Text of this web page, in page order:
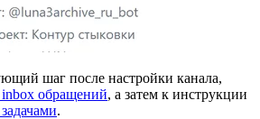
шаг после настройки канала,
inbox обращений, а затем к инструкции
.